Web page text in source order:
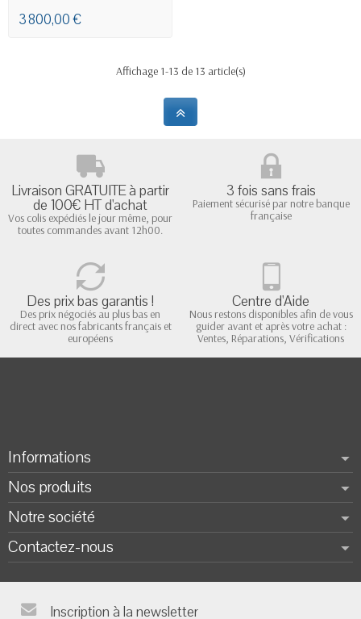
3 800,00 €
Affichage 1-13 de 13 article(s)
Livraison GRATUITE à partir
de 100€ HT d'achat
Vos colis expédiés le jour même, pour
toutes commandes avant 12h00.
3 fois sans frais
Paiement sécurisé par notre banque
française
Des prix bas garantis !
Des prix négociés au plus bas en
direct avec nos fabricants français et
européens
Centre d'Aide
Nous restons disponibles afin de vous
guider avant et après votre achat :
Ventes, Réparations, Vérifications
Informations
Nos produits
Notre société
Contactez-nous
Inscription à la newsletter